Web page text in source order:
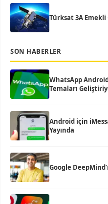
Türksat 3A Emekli
SON HABERLER
WhatsApp
Temaları
Android için
Yayında
Google